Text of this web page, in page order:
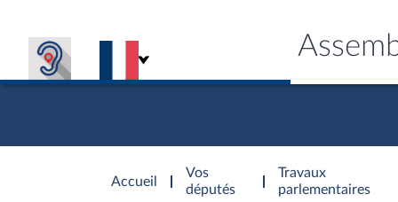
Accueil
d'accueil
Vos
députés
Travaux
parlementaires